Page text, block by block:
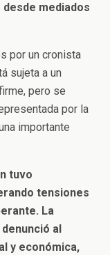
mediados
por un cronista
sujeta a un
pero se
por la
importante
tuvo
tensiones
La
al
y económica,